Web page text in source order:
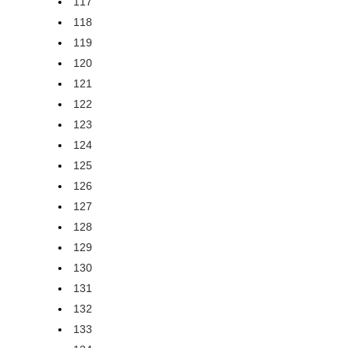
118
119
120
121
122
123
124
125
126
127
128
129
130
131
132
133